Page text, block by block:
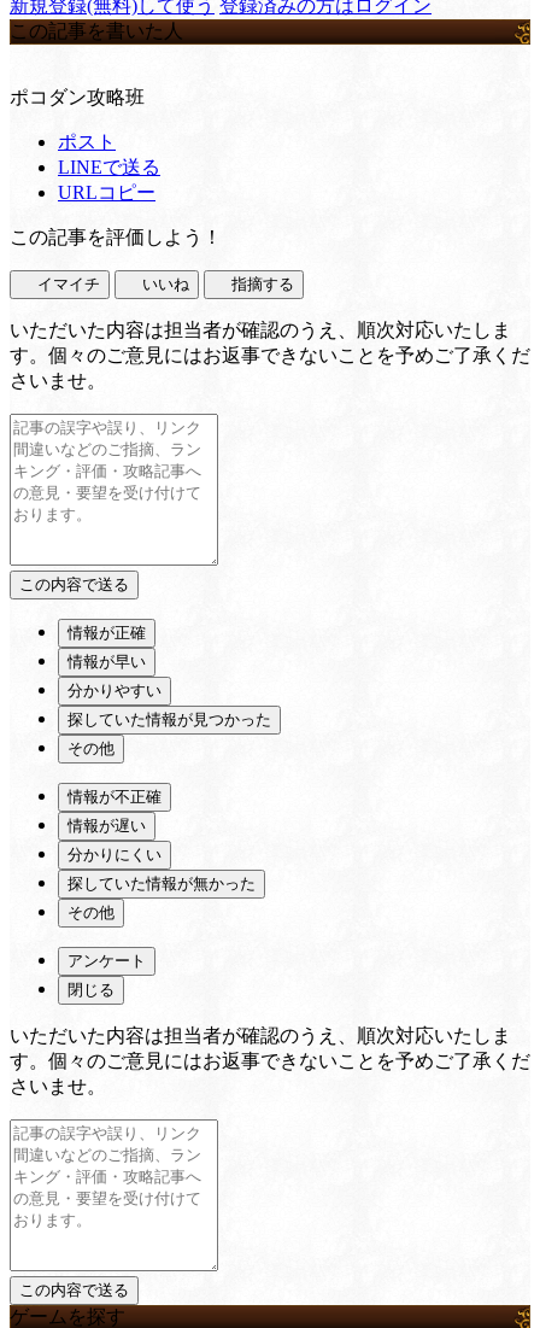
新規登録(無料)して使う 登録済みの方はログイン
この記事を書いた人
ポコダン攻略班
ポスト
LINEで送る
URLコピー
この記事を評価しよう！
イマイチ いいね 指摘する
いただいた内容は担当者が確認のうえ、順次対応いたしま
す。個々のご意見にはお返事できないことを予めご了承くだ
さいませ。
情報が正確
情報が早い
分かりやすい
探していた情報が見つかった
その他
情報が不正確
情報が遅い
分かりにくい
探していた情報が無かった
その他
アンケート
閉じる
いただいた内容は担当者が確認のうえ、順次対応いたしま
す。個々のご意見にはお返事できないことを予めご了承くだ
さいませ。
ゲームを探す